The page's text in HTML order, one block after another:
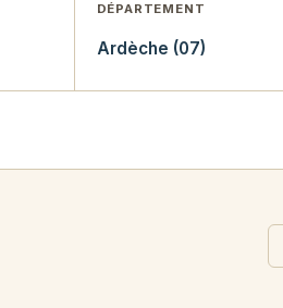
DÉPARTEMENT
Ardèche (07)